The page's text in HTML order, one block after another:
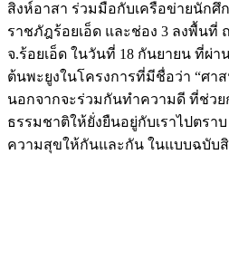
สิงห์อาสา ร่วมมือกับเครือข่ายนักศึ
ราชภัฎร้อยเอ็ด และช่อง 3 ลงพื้น
จ.ร้อยเอ็ด ในวันที่ 18 กันยายน ที่ผ่
ต้นพะยูงในโครงการที่มีชื่อว่า “ศา
นอกจากจะร่วมกันทำความดี ที่ช่วย
ธรรมชาติให้ยั่งยืนอยู่กับเราไปตรา
ความสุขให้กันและกัน ในแบบฉบับสิ